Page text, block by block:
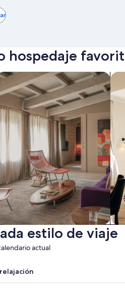
hospedaje
departamentos
estilo de viaje
actual